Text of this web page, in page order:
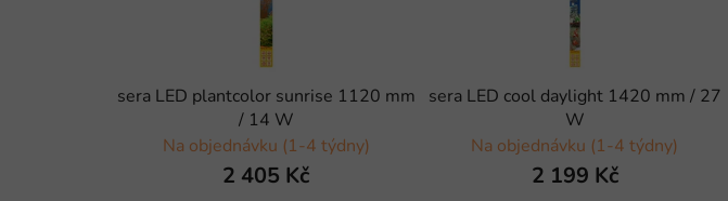
sera LED plantcolor sunrise 1120 mm
/ 14 W
Na objednávku (1-4 týdny)
2 405 Kč
sera LED cool daylight 1420 mm / 27
W
Na objednávku (1-4 týdny)
2 199 Kč